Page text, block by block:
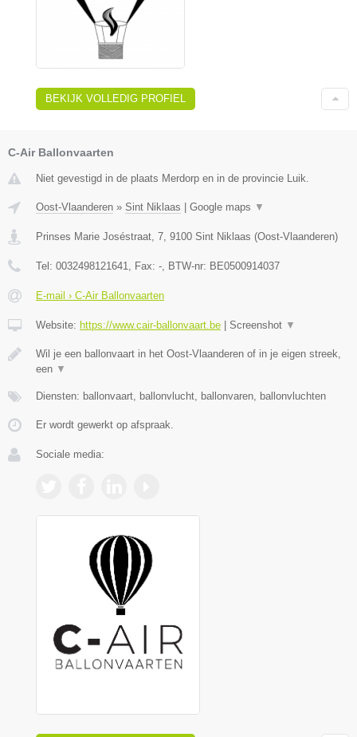
BEKIJK VOLLEDIG PROFIEL
C-Air Ballonvaarten
Niet gevestigd in de plaats Merdorp en in de provincie Luik.
Oost-Vlaanderen » Sint Niklaas Google maps ▼
Prinses Marie Joséstraat, 7, 9100 Sint Niklaas (Oost-Vlaanderen)
Tel: 0032498121641, Fax: -, BTW-nr: BE0500914037
E-mail › C-Air Ballonvaarten
Website: https://www.cair-ballonvaart.be Screenshot ▼
Wil je een ballonvaart in het Oost-Vlaanderen of in je eigen streek,
een ▼
Diensten: ballonvaart, ballonvlucht, ballonvaren, ballonvluchten
Er wordt gewerkt op afspraak.
Sociale media: